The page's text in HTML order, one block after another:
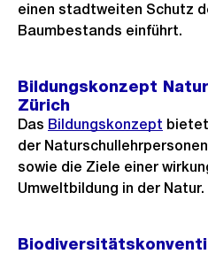
einen stadtweiten Schutz
Baumbestands einführt.
Bildungskonzept
Zürich
Das Bildungskonzept
der
sowie die Ziele einer
Umweltbildung in der Natur.